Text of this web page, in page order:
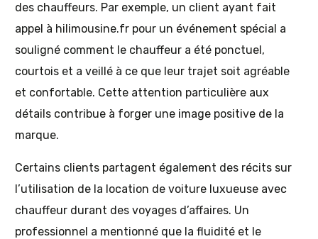
des chauffeurs. Par exemple, un client ayant fait
appel à hilimousine.fr pour un événement spécial a
souligné comment le chauffeur a été ponctuel,
courtois et a veillé à ce que leur trajet soit agréable
et confortable. Cette attention particulière aux
détails contribue à forger une image positive de la
marque.
Certains clients partagent également des récits sur
l’utilisation de la location de voiture luxueuse avec
chauffeur durant des voyages d’affaires. Un
professionnel a mentionné que la fluidité et le